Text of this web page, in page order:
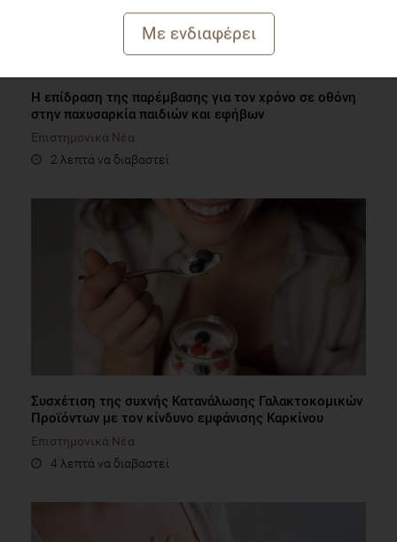
Η επίδραση της παρέμβασης για τον χρόνο σε οθόνη
στην παχυσαρκία παιδιών και εφήβων
Επιστημονικά Νέα
2 λεπτά να διαβαστεί
Συσχέτιση της συχνής Κατανάλωσης Γαλακτοκομικών
Προϊόντων με τον κίνδυνο εμφάνισης Καρκίνου
Επιστημονικά Νέα
4 λεπτά να διαβαστεί